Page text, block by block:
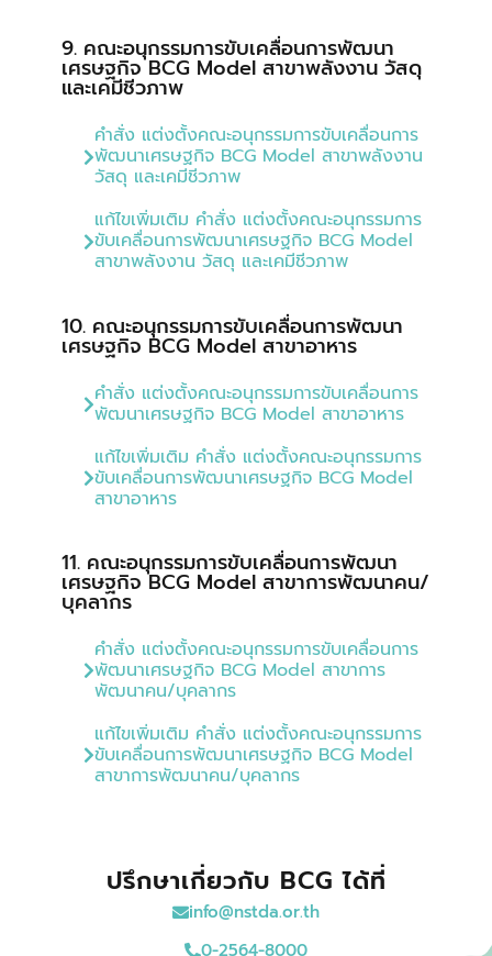
9. คณะอนุกรรมการขับเคลื่อนการพัฒนา
เศรษฐกิจ BCG Model สาขาพลังงาน วัสดุ
และเคมีชีวภาพ
คำสั่ง แต่งตั้งคณะอนุกรรมการขับเคลื่อนการ
พัฒนาเศรษฐกิจ BCG Model สาขาพลังงาน
วัสดุ และเคมีชีวภาพ
แก้ไขเพิ่มเติม คำสั่ง แต่งตั้งคณะอนุกรรมการ
ขับเคลื่อนการพัฒนาเศรษฐกิจ BCG Model
สาขาพลังงาน วัสดุ และเคมีชีวภาพ
10. คณะอนุกรรมการขับเคลื่อนการพัฒนา
เศรษฐกิจ BCG Model สาขาอาหาร
คำสั่ง แต่งตั้งคณะอนุกรรมการขับเคลื่อนการ
พัฒนาเศรษฐกิจ BCG Model สาขาอาหาร
แก้ไขเพิ่มเติม คำสั่ง แต่งตั้งคณะอนุกรรมการ
ขับเคลื่อนการพัฒนาเศรษฐกิจ BCG Model
สาขาอาหาร
11. คณะอนุกรรมการขับเคลื่อนการพัฒนา
เศรษฐกิจ BCG Model สาขาการพัฒนาคน/
บุคลากร
คำสั่ง แต่งตั้งคณะอนุกรรมการขับเคลื่อนการ
พัฒนาเศรษฐกิจ BCG Model สาขาการ
พัฒนาคน/บุคลากร
แก้ไขเพิ่มเติม คำสั่ง แต่งตั้งคณะอนุกรรมการ
ขับเคลื่อนการพัฒนาเศรษฐกิจ BCG Model
สาขาการพัฒนาคน/บุคลากร
ปรึกษาเกี่ยวกับ BCG ได้ที่
info@nstda.or.th
0-2564-8000